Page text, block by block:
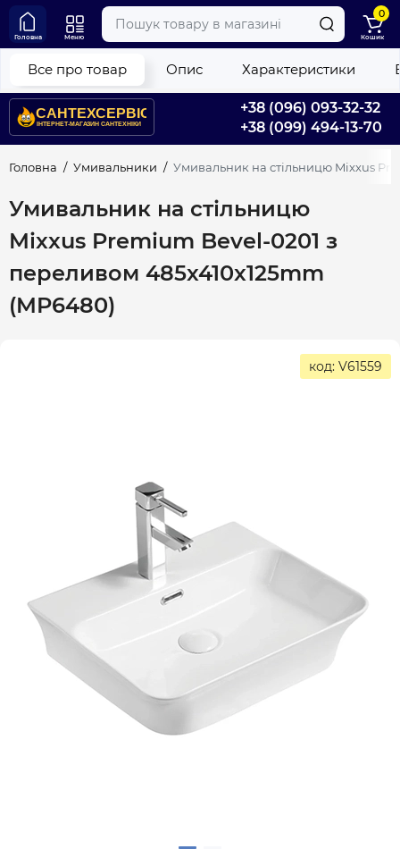
+38 (096) 093-32-32
+38 (099) 494-13-70
Головна Меню
0
Кошик
Головна Умивальники Умивальник на стільницю Mixxus
Умивальник на стільницю
Mixxus Premium Bevel-0201 з
переливом 485x410x125mm
(MP6480)
Все про товар Опис Характеристики
код: V61559